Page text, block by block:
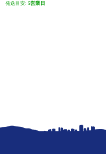
発送目安: 5営業日